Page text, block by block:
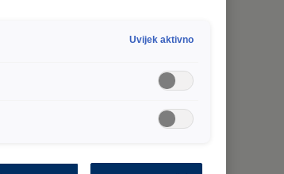
Mit der Online-
sofort parat hat.
Uvijek aktivno